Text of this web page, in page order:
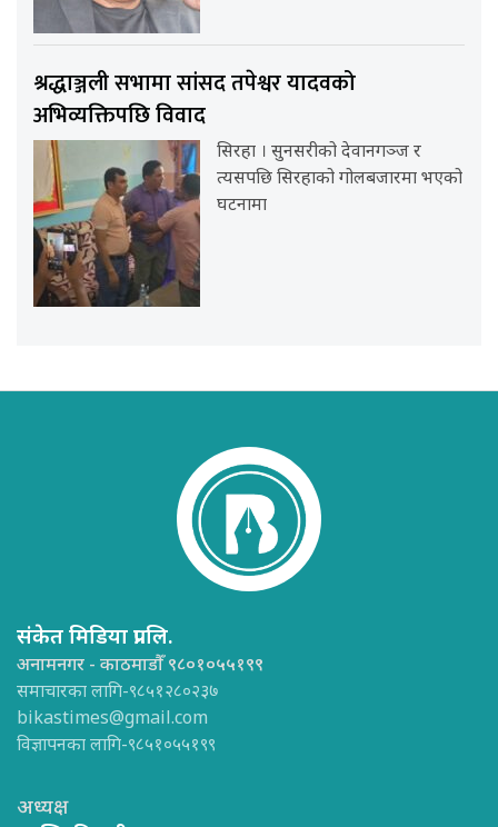
श्रद्धाञ्जली सभामा सांसद तपेश्वर यादवको
अभिव्यक्तिपछि विवाद
सिरहा । सुनसरीको देवानगञ्ज र
त्यसपछि सिरहाको गोलबजारमा भएको
घटनामा
संकेत मिडिया प्रा.लि.
अनामनगर - काठमाडौँ ९८०१०५५१९९
समाचारका लागि-९८५१२८०२३७
bikastimes@gmail.com
विज्ञापनका लागि-९८५१०५५१९९
अध्यक्ष